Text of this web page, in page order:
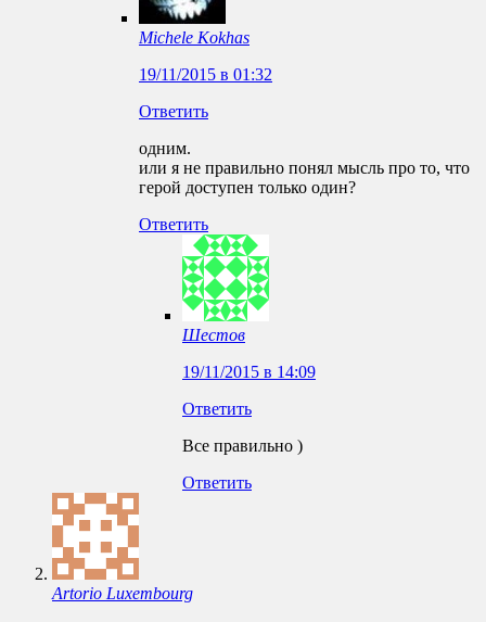
Michele Kokhas
19/11/2015 в 01:32
Ответить
одним.
или я не правильно понял мысль про то, что
герой доступен только один?
Ответить
Шестов
19/11/2015 в 14:09
Ответить
Все правильно )
Ответить
Artorio Luxembourg